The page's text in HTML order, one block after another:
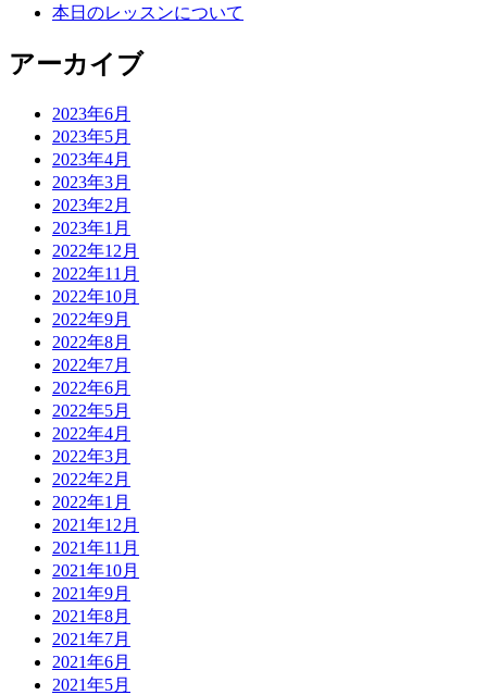
本日のレッスンについて
アーカイブ
2023年6月
2023年5月
2023年4月
2023年3月
2023年2月
2023年1月
2022年12月
2022年11月
2022年10月
2022年9月
2022年8月
2022年7月
2022年6月
2022年5月
2022年4月
2022年3月
2022年2月
2022年1月
2021年12月
2021年11月
2021年10月
2021年9月
2021年8月
2021年7月
2021年6月
2021年5月